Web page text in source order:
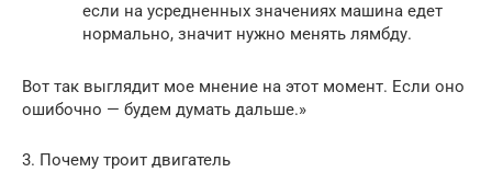
если на усредненных значениях машина едет
нормально, значит нужно менять лямбду.
Вот так выглядит мое мнение на этот момент. Если оно
ошибочно — будем думать дальше.»
3. Почему троит двигатель